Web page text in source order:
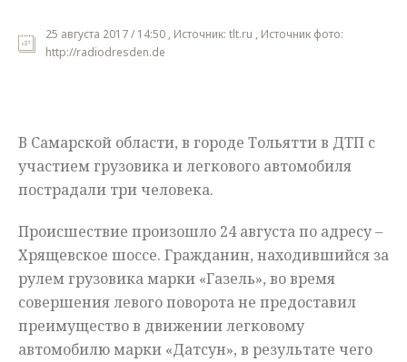
Мнения
25 августа 2017 / 14:50 , Источник: tlt.ru , Источник фото:
http://radiodresden.de
В Самарской области, в городе Тольятти в ДТП с
участием грузовика и легкового автомобиля
пострадали три человека.
Происшествие произошло 24 августа по адресу –
Хрящевское шоссе. Гражданин, находившийся за
рулем грузовика марки «Газель», во время
совершения левого поворота не предоставил
преимущество в движении легковому
автомобилю марки «Датсун», в результате чего